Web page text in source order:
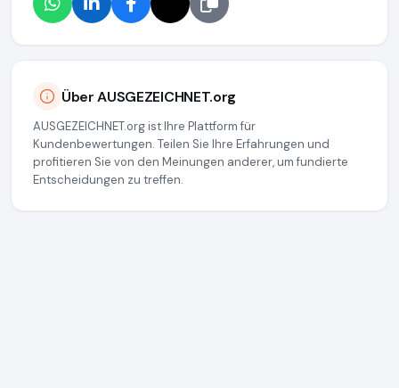
Über AUSGEZEICHNET.org
AUSGEZEICHNET.org ist Ihre Plattform für
Kundenbewertungen. Teilen Sie Ihre Erfahrungen und
profitieren Sie von den Meinungen anderer, um fundierte
Entscheidungen zu treffen.